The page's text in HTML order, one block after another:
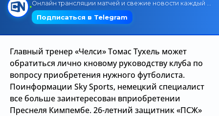
Главный тренер «Челси» Томас Тухель может
обратиться лично кновому руководству клуба по
вопросу приобретения нужного футболиста.
Поинформации Sky Sports, немецкий специалист
все больше заинтересован вприобретении
Преснеля Кимпембе. 26-летний защитник «ПСЖ»
Трансляции
О сайте
Контакты